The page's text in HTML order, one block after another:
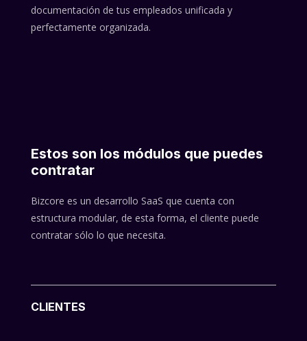
documentación de tus empleados unificada y
perfectamente organizada.
Estos son los módulos que puedes
contratar
Bizcore es un desarrollo SaaS que cuenta con
estructura modular, de esta forma, el cliente puede
contratar sólo lo que necesita.
CLIENTES